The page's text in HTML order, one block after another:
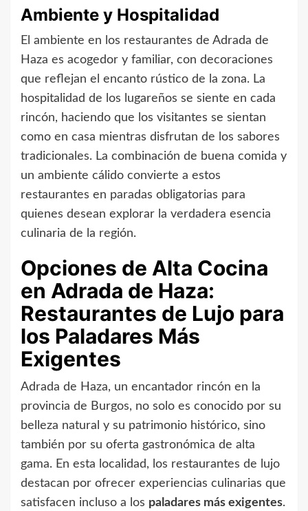
Ambiente y Hospitalidad
El ambiente en los restaurantes de Adrada de
Haza es acogedor y familiar, con decoraciones
que reflejan el encanto rústico de la zona. La
hospitalidad de los lugareños se siente en cada
rincón, haciendo que los visitantes se sientan
como en casa mientras disfrutan de los sabores
tradicionales. La combinación de buena comida y
un ambiente cálido convierte a estos
restaurantes en paradas obligatorias para
quienes desean explorar la verdadera esencia
culinaria de la región.
Opciones de Alta Cocina
en Adrada de Haza:
Restaurantes de Lujo para
los Paladares Más
Exigentes
Adrada de Haza, un encantador rincón en la
provincia de Burgos, no solo es conocido por su
belleza natural y su patrimonio histórico, sino
también por su oferta gastronómica de alta
gama. En esta localidad, los restaurantes de lujo
destacan por ofrecer experiencias culinarias que
satisfacen incluso a los paladares más exigentes.